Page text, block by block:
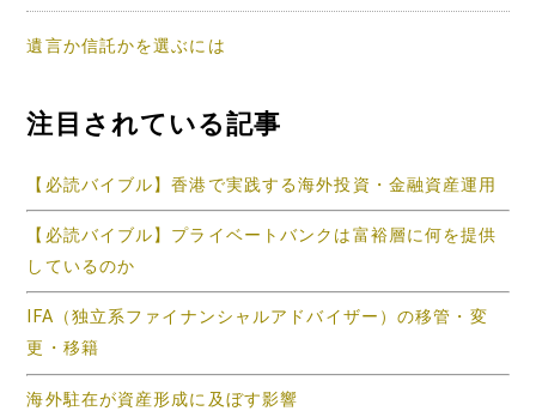
遺言か信託かを選ぶには
注目されている記事
【必読バイブル】香港で実践する海外投資・金融資産運用
【必読バイブル】プライベートバンクは富裕層に何を提供
しているのか
IFA（独立系ファイナンシャルアドバイザー）の移管・変
更・移籍
海外駐在が資産形成に及ぼす影響